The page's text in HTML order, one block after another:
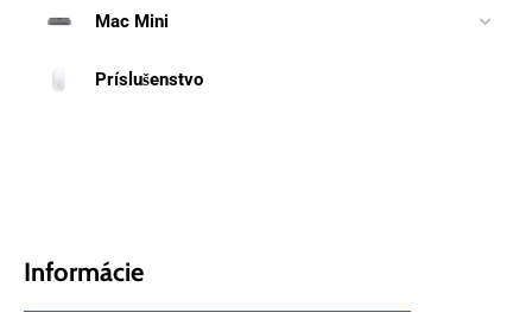
Mac Mini
Príslušenstvo
Informácie